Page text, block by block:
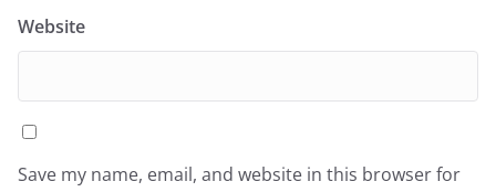
Website
Save my name, email, and website in this browser for